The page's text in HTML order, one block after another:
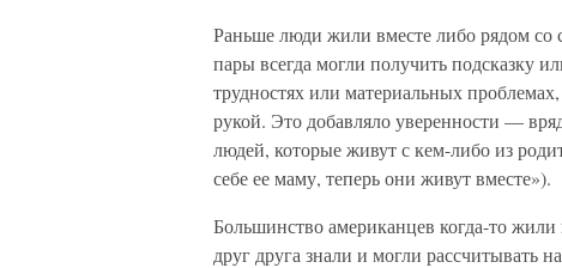
Раньше люди жили вместе либо рядом
пары всегда могли получить подсказку
трудностях или материальных
рукой. Это добавляло уверенности —
людей, которые живут с кем-либо из
себе ее маму, теперь они живут вместе»).
Большинство американцев когда-то
друг друга знали и могли рассчитывать